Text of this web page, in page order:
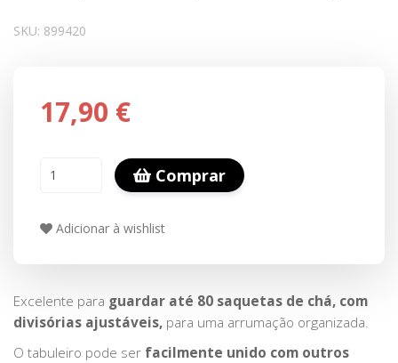
SKU: 899420
17,90 €
Comprar
Adicionar à wishlist
Excelente para guardar até 80 saquetas de chá, com
divisórias ajustáveis, para uma arrumação organizada.
O tabuleiro pode ser facilmente unido com outros